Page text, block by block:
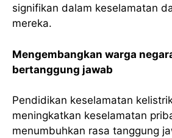
signifikan dalam keselamatan
mereka.
Mengembangkan warga
bertanggung jawab
Pendidikan keselamatan
meningkatkan keselamatan
menumbuhkan rasa tanggung